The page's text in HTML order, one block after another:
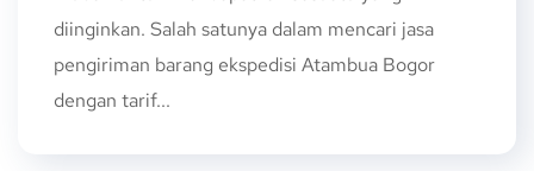
diinginkan. Salah satunya dalam mencari jasa
pengiriman barang ekspedisi Atambua Bogor
dengan tarif...